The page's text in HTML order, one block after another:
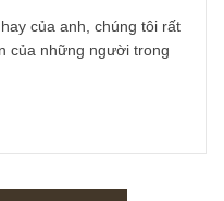
luôn bị các phương tiện
xu hướng sẽ cấm quảng
cũng là một rủi ro.
CÓ THỂ giảm 20-30% sản